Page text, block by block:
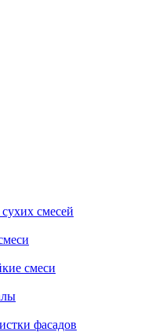
смесей
смеси
фасадов